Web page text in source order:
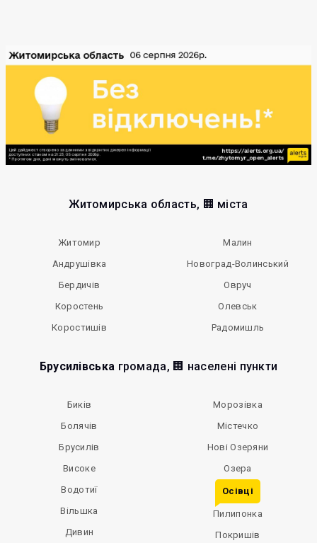
Житомирська область, 🏢 міста
Житомир
Андрушівка
Бердичів
Коростень
Коростишів
Малин
Новоград-Волинський
Овруч
Олевськ
Радомишль
Брусилівська громада, 🏢 населені пункти
Биків
Болячів
Брусилів
Високе
Водотиї
Вільшка
Дивин
Морозівка
Містечко
Нові Озеряни
Озера
Осівці
Пилипонка
Покришів